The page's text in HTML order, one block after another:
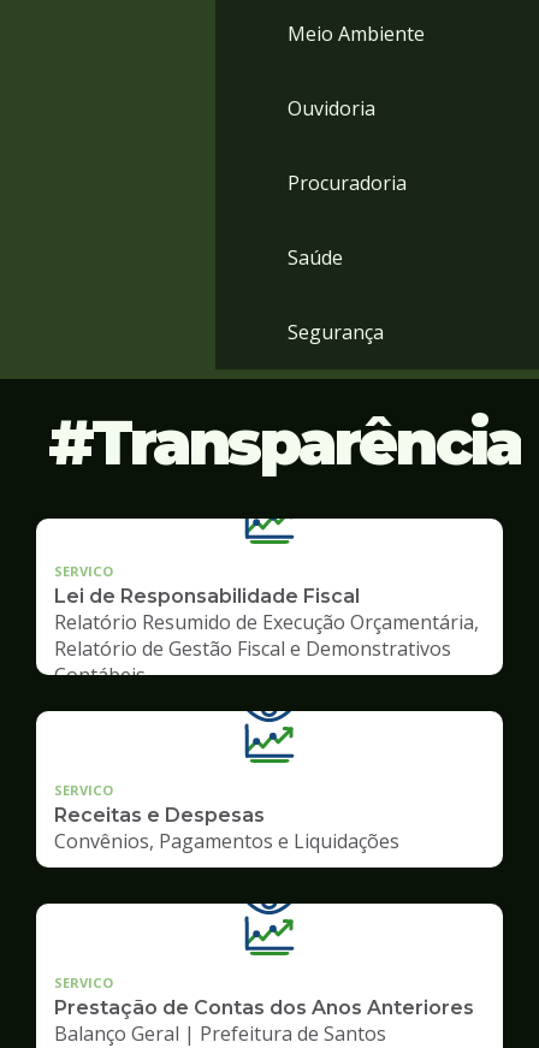
Meio Ambiente
Ouvidoria
Procuradoria
Saúde
Segurança
Transparência
SERVICO
Lei de Responsabilidade Fiscal
Relatório Resumido de Execução Orçamentária,
Relatório de Gestão Fiscal e Demonstrativos
Contábeis
SERVICO
Receitas e Despesas
Convênios, Pagamentos e Liquidações
SERVICO
Prestação de Contas dos Anos Anteriores
Balanço Geral | Prefeitura de Santos